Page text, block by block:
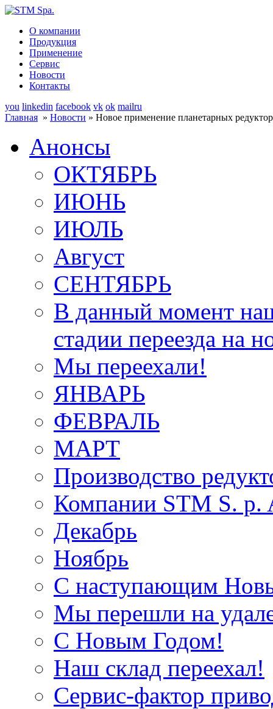
О компании
Продукция
Применение
Сервис
Новости
Контакты
you linkedin facebook vk ok mailru
Главная » Новости » Новое применение планетарных
Анонсы
ОКТЯБРЬ
ИЮНЬ
ИЮЛЬ
Август
СЕНТЯБРЬ
В данный момент
стадии переезда на
Мы переехали!
ЯНВАРЬ
ФЕВРАЛЬ
МАРТ
Производство
Компании STM S. p.
Декабрь
Ноябрь
С наступающим
Мы перешли на
С Новым Годом!
Наш склад переехал!
Сервис-фактор